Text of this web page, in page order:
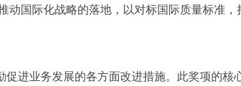
国际化战略的落地，以对标国际质量标准
促进业务发展的各方面改进措施。此奖项的